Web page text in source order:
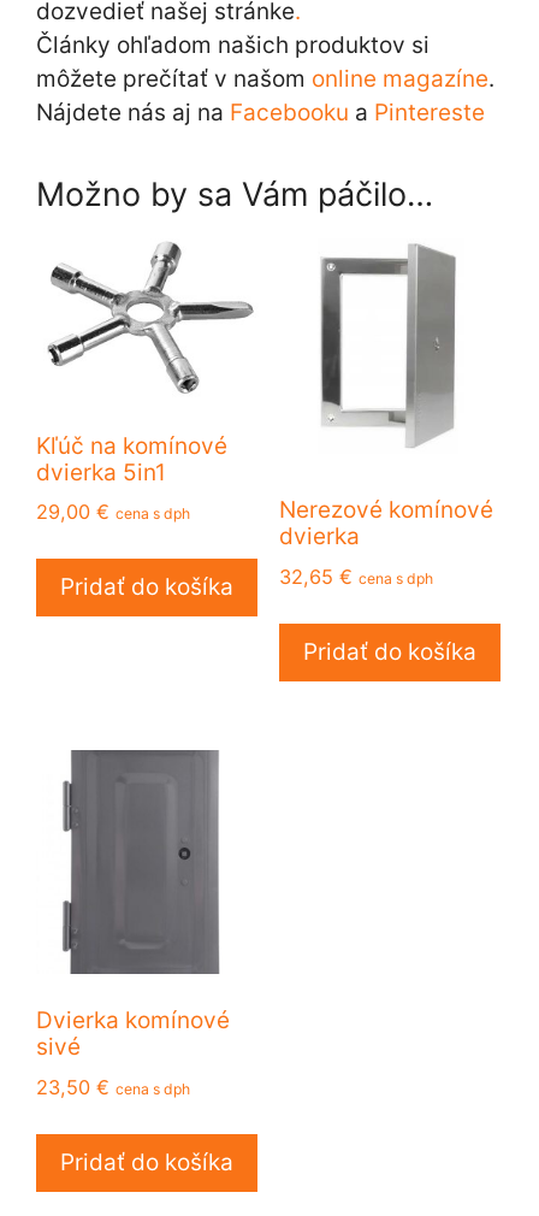
dozvedieť našej stránke.
Články ohľadom našich produktov si
môžete prečítať v našom online magazíne.
Nájdete nás aj na Facebooku a Pintereste
Možno by sa Vám páčilo…
Kľúč na komínové
dvierka 5in1
29,00 € cena s dph
Pridať do košíka
Nerezové komínové
dvierka
32,65 € cena s dph
Pridať do košíka
Dvierka komínové
sivé
23,50 € cena s dph
Pridať do košíka